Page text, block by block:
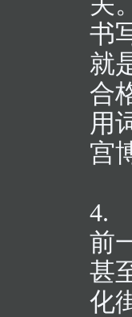
书
就
合
用
宫
4.
前
甚
化